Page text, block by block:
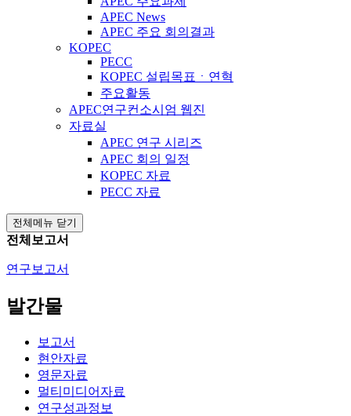
APEC News
APEC 주요 회의결과
KOPEC
PECC
KOPEC 설립목표ㆍ연혁
주요활동
APEC연구컨소시엄 웹진
자료실
APEC 연구 시리즈
APEC 회의 일정
KOPEC 자료
PECC 자료
전체메뉴 닫기
전체보고서
연구보고서
발간물
보고서
현안자료
영문자료
멀티미디어자료
연구성과정보